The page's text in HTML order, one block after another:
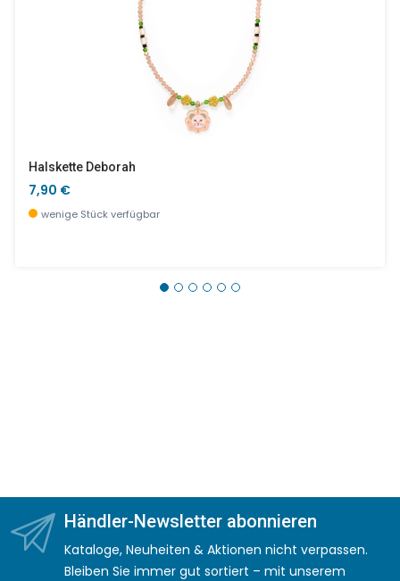
Halskette Deborah
7,90 €
wenige Stück verfügbar
Händler-Newsletter abonnieren
Kataloge, Neuheiten & Aktionen nicht verpassen.
Bleiben Sie immer gut sortiert – mit unserem